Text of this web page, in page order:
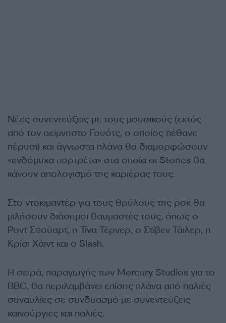
Nέες συνεντεύξεις με τους μουσικούς (εκτός
από τον αείμνηστο Γουότς, ο οποίος πέθανε
πέρυσι) και άγνωστα πλάνα θα διαμορφώσουν
«ενδόμυχα πορτρέτα» στα οποία οι Stones θα
κάνουν απολογισμό της καριέρας τους.
Στο ντοκιμαντέρ για τους θρύλους της ροκ θα
μιλήσουν διάσημοι θαυμαστές τους, όπως ο
Ροντ Στιούαρτ, η Τίνα Τέρνερ, ο Στίβεν Τάιλερ, η
Κρίσι Χάιντ και ο Slash.
Η σειρά, παραγωγής των Mercury Studios για το
BBC, θα περιλαμβάνει επίσης πλάνα από παλιές
συναυλίες σε συνδυασμό με συνεντεύξεις
καινούργιες και παλιές.